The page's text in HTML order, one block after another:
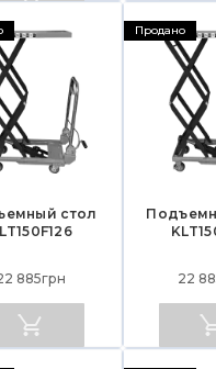
стол
885грн
Продано
22